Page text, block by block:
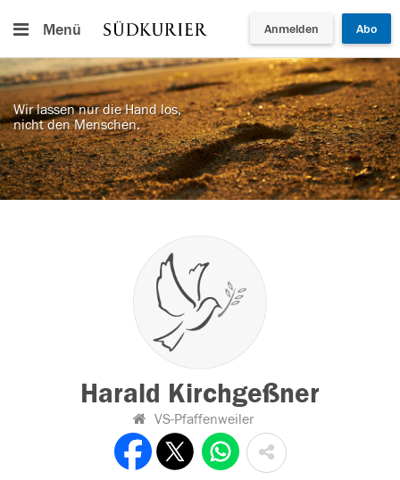
Menü Anmelden Abo
Wir lassen nur die Hand los,
nicht den Menschen.
Harald Kirchgeßner
VS-Pfaffenweiler